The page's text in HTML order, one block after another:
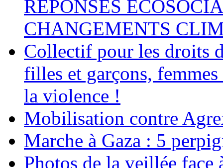
RÉPONSES
CHANGEMENTS
Collectif pour les droits
filles et garçons,
la violence !
Mobilisation contre
Marche à Gaza : 5
Photos de la veillée face